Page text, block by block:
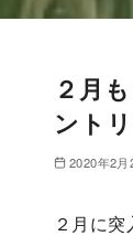
２月
ント
2020年2月
２月に